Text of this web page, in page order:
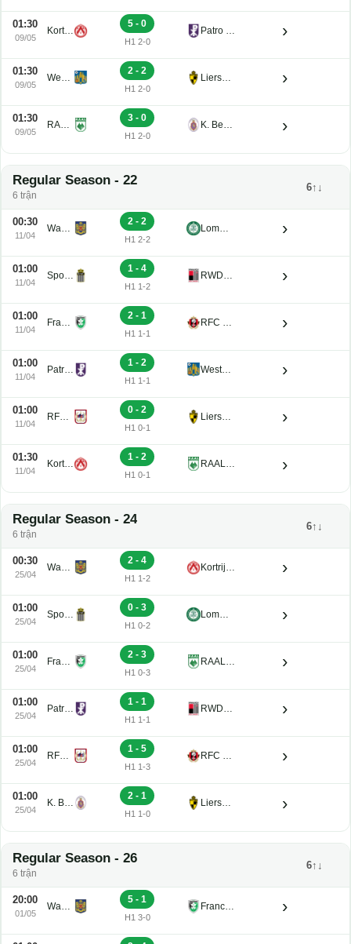
01:30
09/05
Kortrijk U21
5 - 0
H1 2-0
Patro Eisden U21 ›
01:30
09/05
Westerlo U21
2 - 2
H1 2-0
Lierse K. U21 ›
01:30
09/05
RAAL La Louviere U21
3 - 0
H1 2-0
K. Beerschot V.A. Reserve U21 ›
Regular Season - 22
6 trận
6↑↓
00:30
11/04
Waasland-Beveren U21
2 - 2
H1 2-2
Lommel U21 ›
01:00
11/04
Sporting Charleroi II
1 - 4
H1 1-2
RWDM U21 ›
01:00
11/04
Francs Borains U21
2 - 1
H1 1-1
RFC Seraing Reserve U21 ›
01:00
11/04
Patro Eisden U21
1 - 2
H1 1-1
Westerlo U21 ›
01:00
11/04
RFC de Liege U21
0 - 2
H1 0-1
Lierse K. U21 ›
01:30
11/04
Kortrijk U21
1 - 2
H1 0-1
RAAL La Louviere U21 ›
Regular Season - 24
6 trận
6↑↓
00:30
25/04
Waasland-Beveren U21
2 - 4
H1 1-2
Kortrijk U21 ›
01:00
25/04
Sporting Charleroi II
0 - 3
H1 0-2
Lommel U21 ›
01:00
25/04
Francs Borains U21
2 - 3
H1 0-3
RAAL La Louviere U21 ›
01:00
25/04
Patro Eisden U21
1 - 1
H1 1-1
RWDM U21 ›
01:00
25/04
RFC de Liege U21
1 - 5
H1 1-3
RFC Seraing Reserve U21 ›
01:00
25/04
K. Beerschot V.A. Reserve U21
2 - 1
H1 1-0
Lierse K. U21 ›
Regular Season - 26
6 trận
6↑↓
20:00
01/05
Waasland-Beveren U21
5 - 1
H1 3-0
Francs Borains U21 ›